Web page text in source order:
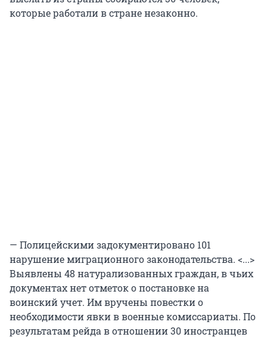
которые работали в стране незаконно.
— Полицейскими задокументировано 101
нарушение миграционного законодательства. <...>
Выявлены 48 натурализованных граждан, в чьих
документах нет отметок о постановке на
воинский учет. Им вручены повестки о
необходимости явки в военные комиссариаты. По
результатам рейда в отношении 30 иностранцев